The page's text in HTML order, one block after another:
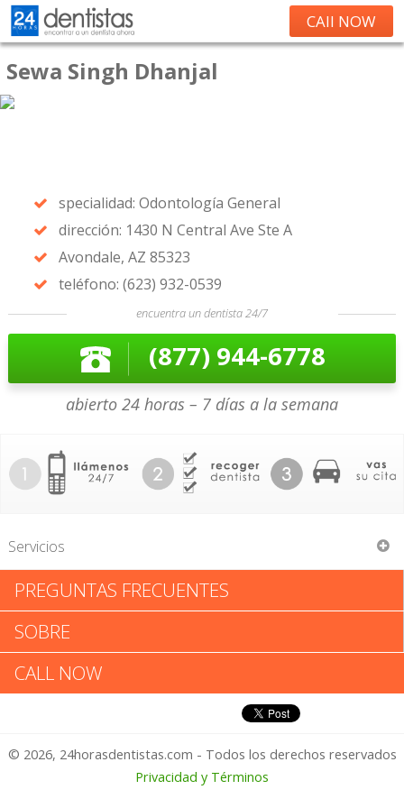
CAll NOW
Sewa Singh Dhanjal
specialidad: Odontología General
dirección: 1430 N Central Ave Ste A
Avondale, AZ 85323
teléfono: (623) 932-0539
encuentra un dentista 24/7
(877) 944-6778
abierto 24 horas – 7 días a la semana
Servicios
Sewa Singh Dhanjal
Sewa Singh Dhanjal: Califica tu
Experiencia
1 – No Feliz
PREGUNTAS FRECUENTES
SOBRE
CALL NOW
© 2026, 24horasdentistas.com - Todos los derechos reservados
Privacidad y Términos